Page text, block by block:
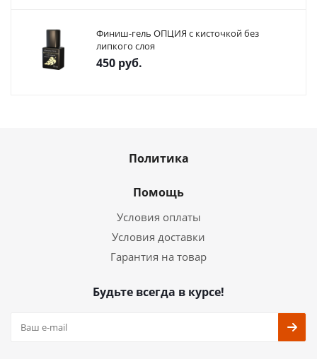
Финиш-гель ОПЦИЯ с кисточкой без
липкого слоя
450 руб.
Политика
Помощь
Условия оплаты
Условия доставки
Гарантия на товар
Будьте всегда в курсе!